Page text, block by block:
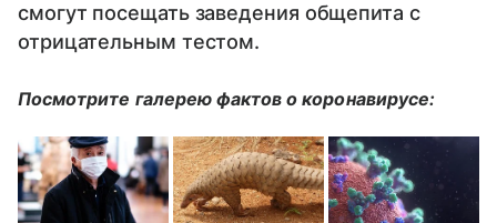
смогут посещать заведения общепита с
отрицательным тестом.
Посмотрите галерею фактов о коронавирусе: